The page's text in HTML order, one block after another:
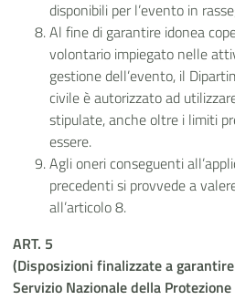
disponibili per l’evento in
Al fine di garantire idonea
volontario impiegato nelle
gestione dell’evento, il
civile è autorizzato ad
stipulate, anche oltre i limiti
essere.
Agli oneri conseguenti
precedenti si provvede a
all’articolo 8.
ART. 5
(Disposizioni finalizzate a
Servizio Nazionale della